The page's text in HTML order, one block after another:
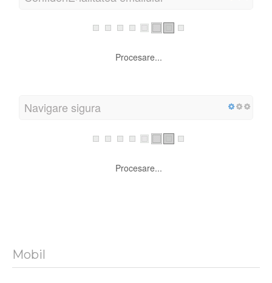
Procesare...
Navigare sigura
Procesare...
Mobil